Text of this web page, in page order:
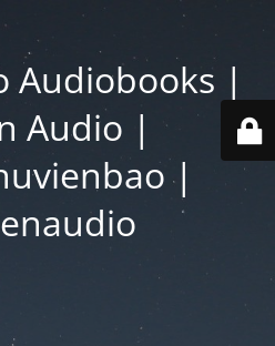
Audiobooks |
Audio |
|